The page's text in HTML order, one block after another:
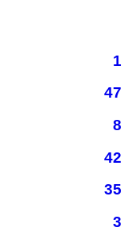
1
47
8
42
35
3